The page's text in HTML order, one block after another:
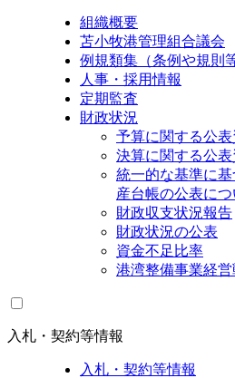
組織概要
苫小牧港管理組合議会
例規類集（条例や規則等
人事・採用情報
定期監査
財政状況
予算に関する公
決算に関する公
統一的な基準に
産台帳の公表につ
財政収支状況報告
財政状況の公表
資金不足比率
港湾整備事業経営
入札・契約等情報
入札・契約等情報